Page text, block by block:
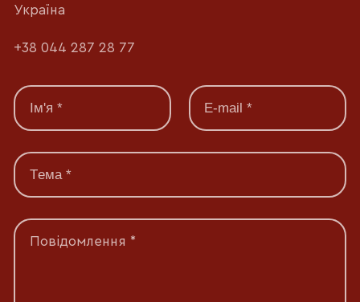
Україна
+38 044 287 28 77
Повідомлення *